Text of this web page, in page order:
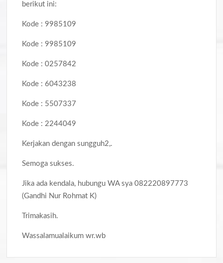
berikut ini:
Kode : 9985109
Kode : 9985109
Kode : 0257842
Kode : 6043238
Kode : 5507337
Kode : 2244049
Kerjakan dengan sungguh2,.
Semoga sukses.
Jika ada kendala, hubungu WA sya 082220897773
(Gandhi Nur Rohmat K)
Trimakasih.
Wassalamualaikum wr.wb